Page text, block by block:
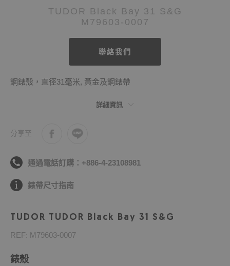
TUDOR Black Bay 31 S&G
M79603-0007
聯絡我們
鋼錶殼，直徑31毫米, 黃金及鋼錶帶
詳細資訊
分享至
通過電話訂購：+886-4-23108981
錶帶尺寸指南
TUDOR TUDOR Black Bay 31 S&G
REF: M79603-0007
錶殼